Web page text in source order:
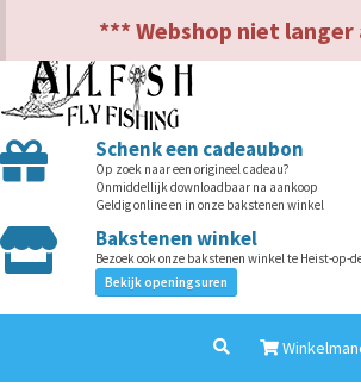
*** Webshop niet
Schenk een cadeaubon
Op zoek naar een origineel cadeau?
Onmiddellijk downloadbaar na aankoop
Geldig online en in onze bakstenen winkel
Bakstenen winkel
Bezoek ook onze bakstenen winkel te Heist-op-
Bekijk openingsuren